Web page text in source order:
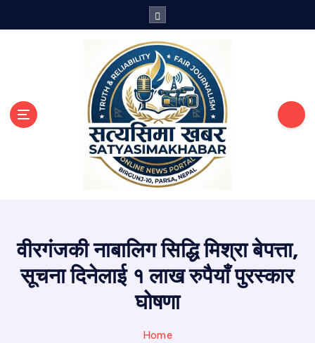
वीरगंजकी नाबालिग सिद्धि मिश्रा बेपत्ता,
सूचना दिनेलाई १ लाख रुपैयाँ पुरस्कार
घोषणा
Home